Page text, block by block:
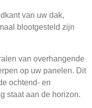
van uw dak,
blootgesteld zijn
van overhangende
op uw panelen. Dit
ochtend- en
staat aan de horizon.